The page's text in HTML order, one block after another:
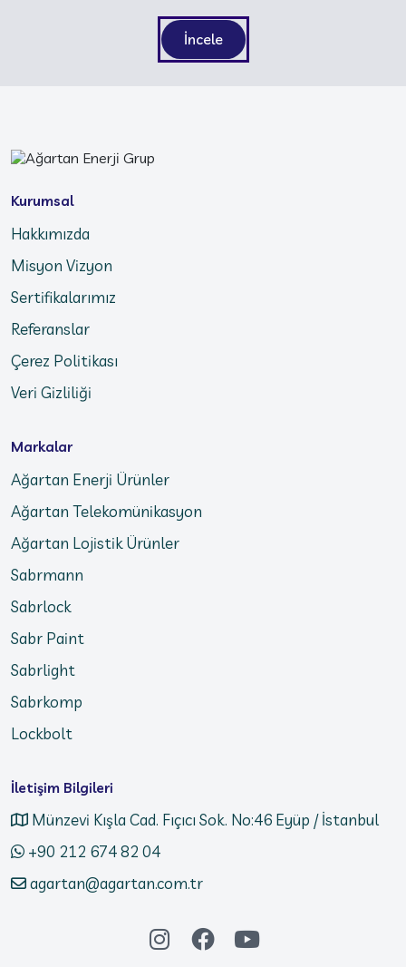
İncele
Kurumsal
Hakkımızda
Misyon Vizyon
Sertifikalarımız
Referanslar
Çerez Politikası
Veri Gizliliği
Markalar
Ağartan Enerji Ürünler
Ağartan Telekomünikasyon
Ağartan Lojistik Ürünler
Sabrmann
Sabrlock
Sabr Paint
Sabrlight
Sabrkomp
Lockbolt
İletişim Bilgileri
Münzevi Kışla Cad. Fıçıcı Sok. No:46 Eyüp / İstanbul
+90 212 674 82 04
agartan@agartan.com.tr